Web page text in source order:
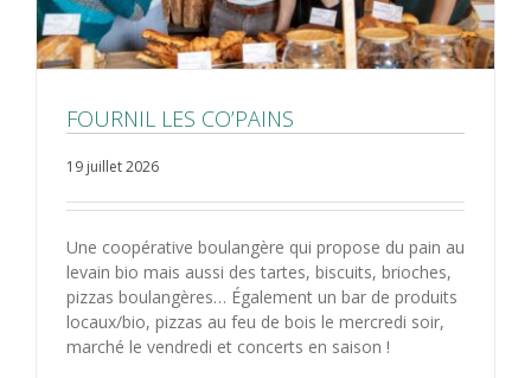
FOURNIL LES CO’PAINS
19 juillet 2026
Une coopérative boulangère qui propose du pain au
levain bio mais aussi des tartes, biscuits, brioches,
pizzas boulangères… Également un bar de produits
locaux/bio, pizzas au feu de bois le mercredi soir,
marché le vendredi et concerts en saison !